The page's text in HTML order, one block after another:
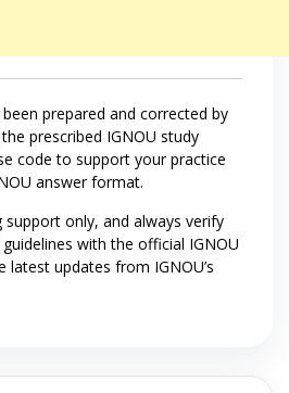
prepared and corrected by
prescribed IGNOU study
code to support your practice
answer format.
only, and always verify
with the official IGNOU
latest updates from IGNOU’s